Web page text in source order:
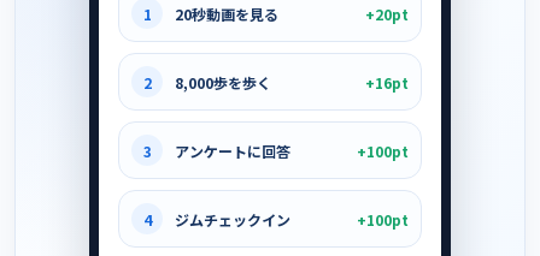
1 20秒動画を見る +20pt
2 8,000歩を歩く +16pt
3 アンケートに回答 +100pt
4 ジムチェックイン +100pt